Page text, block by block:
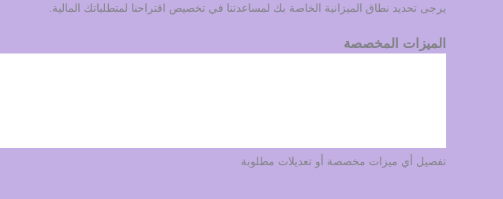
يرجى تحديد نطاق الميزانية الخاصة بك لمساعدتنا في تخصيص اقتراحنا لمتطلباتك المالية.
الميزات المخصصة
تفصيل أي ميزات مخصصة أو تعديلات مطلوبة